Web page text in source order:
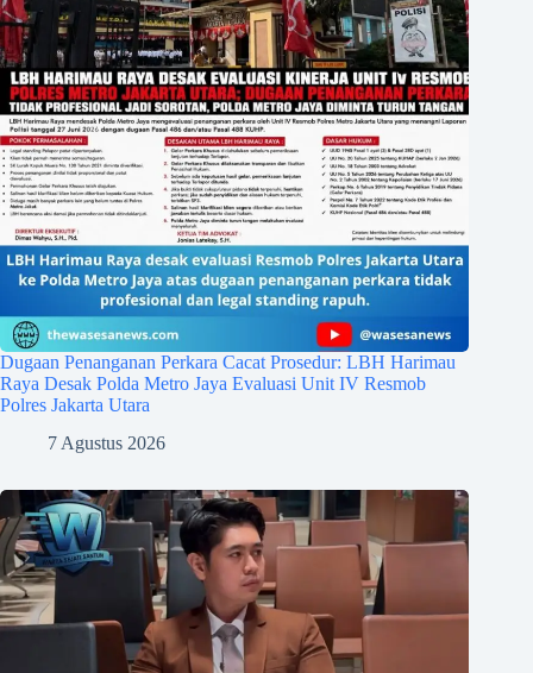
Dugaan Penanganan Perkara Cacat Prosedur: LBH Harimau
Raya Desak Polda Metro Jaya Evaluasi Unit IV Resmob
Polres Jakarta Utara
7 Agustus 2026